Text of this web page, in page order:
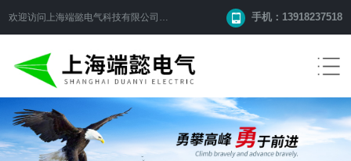
欢迎访问 上海端懿电气科技有限公司 网站！ 手机：13918237518